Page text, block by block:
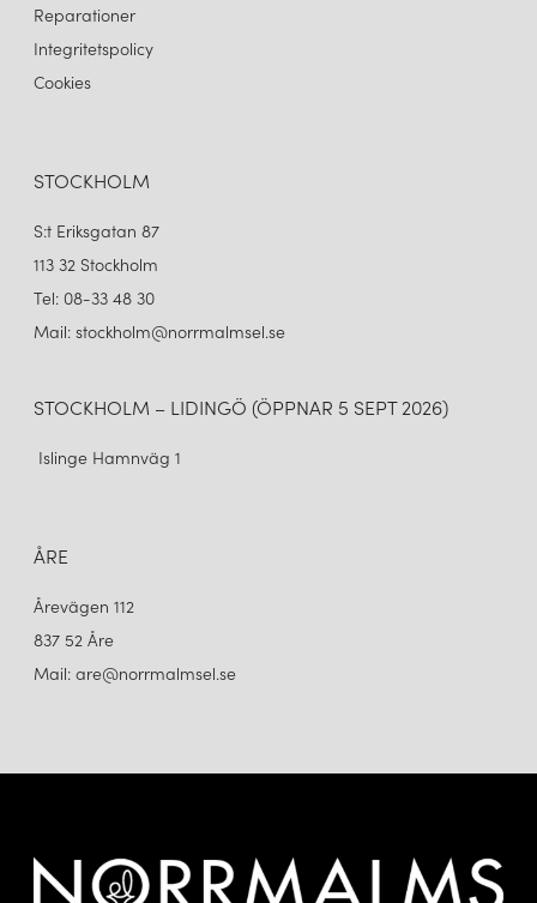
Reparationer
Integritetspolicy
Cookies
STOCKHOLM
S:t Eriksgatan 87
113 32 Stockholm
Tel: 08-33 48 30
Mail: stockholm@norrmalmsel.se
STOCKHOLM – LIDINGÖ (ÖPPNAR 5 SEPT 2026)
Islinge Hamnväg 1
ÅRE
Årevägen 112
837 52 Åre
Mail: are@norrmalmsel.se